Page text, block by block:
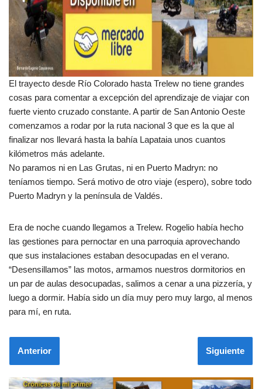
El trayecto desde Río Colorado hasta Trelew no tiene grandes
cosas para comentar a excepción del aprendizaje de viajar con
fuerte viento cruzado constante. A partir de San Antonio Oeste
comenzamos a rodar por la ruta nacional 3 que es la que al
finalizar nos llevará hasta la bahía Lapataia unos cuantos
kilómetros más adelante.
No paramos ni en Las Grutas, ni en Puerto Madryn: no
teníamos tiempo. Será motivo de otro viaje (espero), sobre todo
Puerto Madryn y la península de Valdés.
Era de noche cuando llegamos a Trelew. Rogelio había hecho
las gestiones para pernoctar en una parroquia aprovechando
que sus instalaciones estaban desocupadas en el verano.
“Desensillamos” las motos, armamos nuestros dormitorios en
un par de aulas desocupadas, salimos a cenar a una pizzería, y
luego a dormir. Había sido un día muy pero muy largo, al menos
para mí, en ruta.
Anterior Siguiente